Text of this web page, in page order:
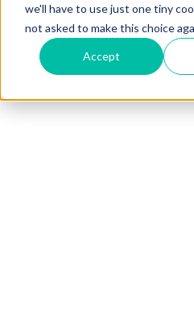
we'll have to use just one tiny
not asked to make this choice
Accept